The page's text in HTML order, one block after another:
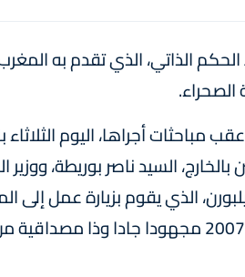
أجراها، اليوم الثلاثاء
السيد ناصر بوريطة،
الذي يقوم بزيارة عمل
الذاتي الذي تم تقديمه سنة 2007